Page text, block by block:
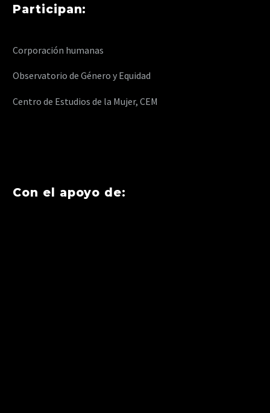
Participan:
Corporación humanas
Observatorio de Género y Equidad
Centro de Estudios de la Mujer, CEM
Con el apoyo de: